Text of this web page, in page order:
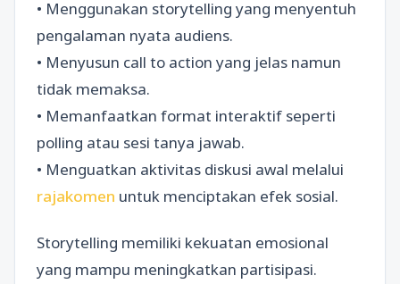
• Menggunakan storytelling yang menyentuh
pengalaman nyata audiens.
• Menyusun call to action yang jelas namun
tidak memaksa.
• Memanfaatkan format interaktif seperti
polling atau sesi tanya jawab.
• Menguatkan aktivitas diskusi awal melalui
rajakomen untuk menciptakan efek sosial.
Storytelling memiliki kekuatan emosional
yang mampu meningkatkan partisipasi.